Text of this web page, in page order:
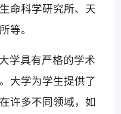
命科学研究所、天
等。
学具有严格的学术
大学为学生提供了
许多不同领域，如